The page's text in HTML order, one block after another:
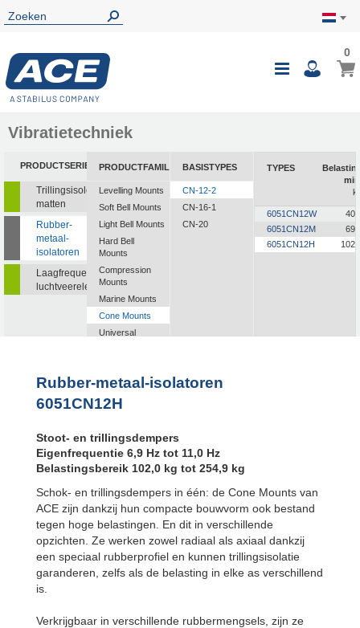
Toggle
00
Vibratietechniek
PRODUCTSERIE
Trillingsisolerende
matten
Rubber-
metaal-
isolatoren
Laagfrequente
luchtveerelementen
PRODUCTFAMILIE
Levelling Mounts
Soft Bell Mounts
Light Bell Mounts
Hard Bell
Mounts
Compression
Mounts
Marine Mounts
Cone Mounts
Universal
All Attitude
Mounts
Flex Locs
BASISTYPES
CN-12-2
CN-16-1
CN-20
TYPES
6051CN12W
6051CN12M
6051CN12H
Rubber-metaal-isolatoren
6051CN12H
Stoot- en trillingsdempers
Eigenfrequentie 6,9 Hz tot 11,0 Hz
Belastingsbereik 102,0 kg tot 254,9 kg
Schok- en trillingsdempers in één: de Cone Mounts van
ACE zijn dankzij hun compacte bouwvorm ook bestand
tegen hoge belastingen. En dit in verschillende
opzichten. Ze werken zowel radiaal als axiaal dankzij
een speciaal rubberprofiel en kunnen trillingsisolatie
garanderen, zelfs als de belasting in elke as verschillend
is.
Verkrijgbaar in verschillende rubbermengsels, zijn ze